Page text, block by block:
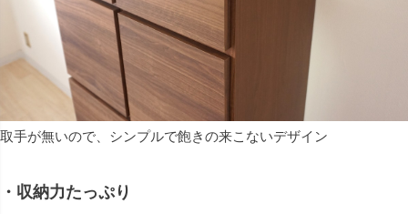
取手が無いので、シンプルで飽きの来こないデザイン
・収納力たっぷり